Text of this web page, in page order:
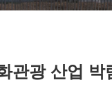
관광 산업 박